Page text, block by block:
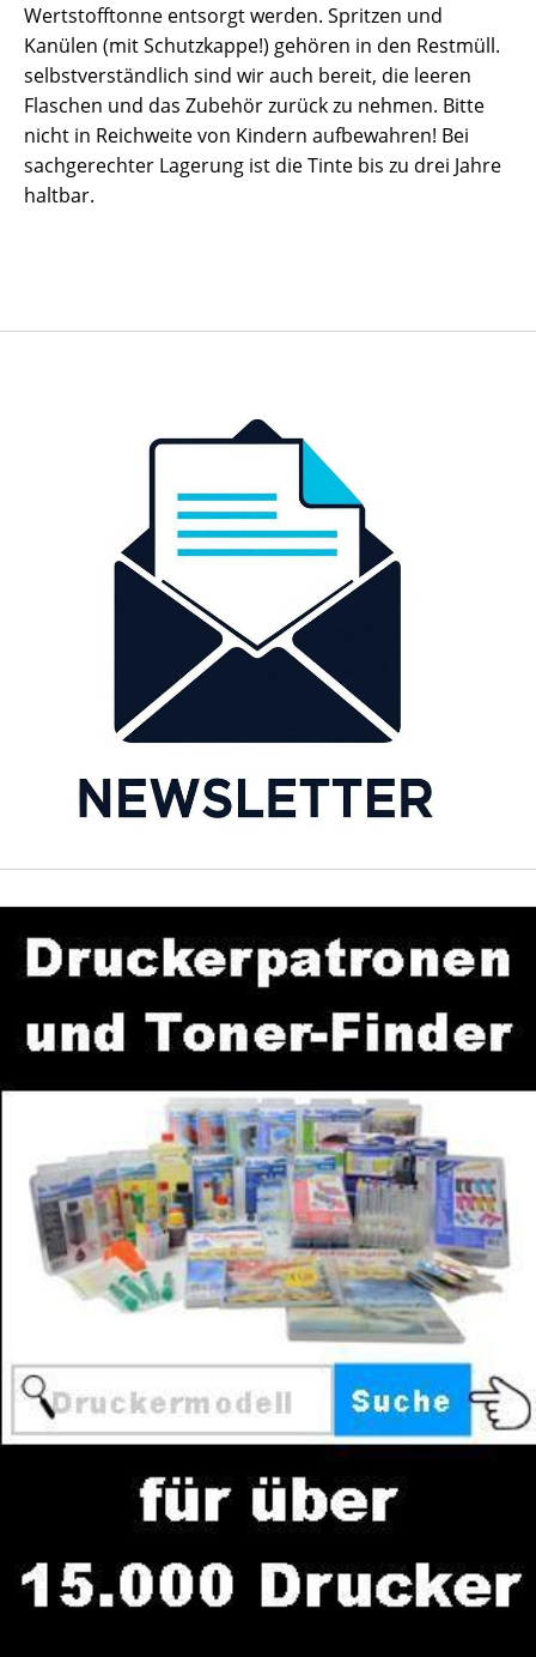
Wertstofftonne entsorgt werden. Spritzen und
Kanülen (mit Schutzkappe!) gehören in den Restmüll.
selbstverständlich sind wir auch bereit, die leeren
Flaschen und das Zubehör zurück zu nehmen. Bitte
nicht in Reichweite von Kindern aufbewahren! Bei
sachgerechter Lagerung ist die Tinte bis zu drei Jahre
haltbar.